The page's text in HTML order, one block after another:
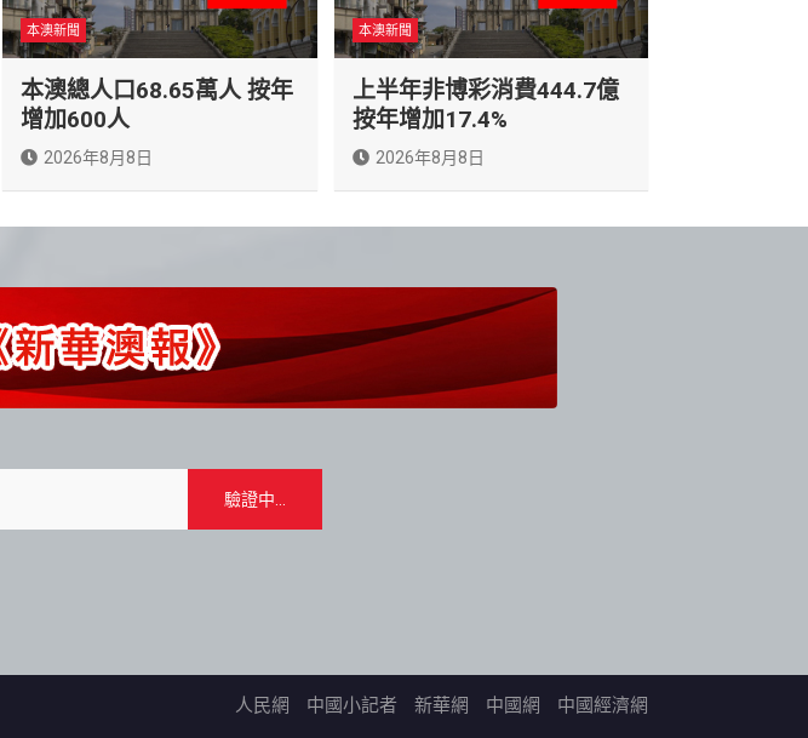
本澳新聞
本澳總人口68.65萬人 按年
增加600人
2026年8月8日
本澳新聞
上半年非博彩消費444.7億
按年增加17.4%
2026年8月8日
人民網 中國小記者 新華網 中國網 中國經濟網